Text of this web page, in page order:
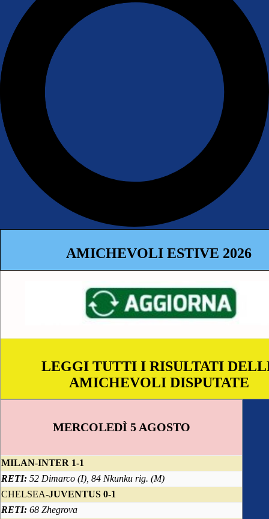
AMICHEVOLI ESTIVE 2026
LEGGI TUTTI I RISULTATI
AMICHEVOLI DISPUTATE
MERCOLEDÌ 5 AGOSTO
MILAN-INTER 1-1
RETI: 52 Dimarco (I), 84 Nkunku rig. (M)
CHELSEA-JUVENTUS 0-1
RETI: 68 Zhegrova